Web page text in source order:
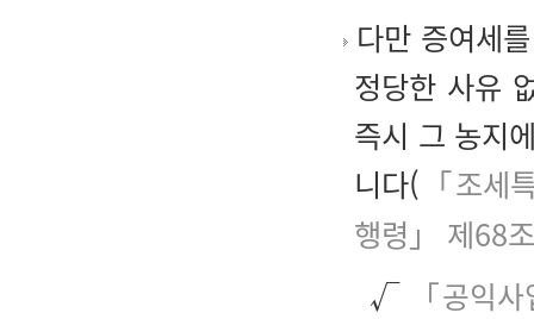
다만 증여세
정당한 사유
즉시 그 농지
니다( 「조세
행령」 제68조
√
「공익